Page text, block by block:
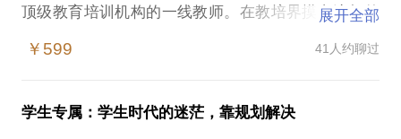
顶级教育培训机构的一线教师。在教培界摸爬滚打的
教学方面：创造过新教师打分最高纪录，当选过最年
教师方面：招聘过形形色色的教师并追踪了他们的职
业发展路径，成长为集团培训师，完成了从培训学生
展开全部
￥599 41人约聊过
学生专属：学生时代的迷茫，靠规划解决